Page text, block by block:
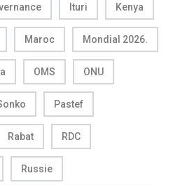
Ituri Kenya
Maroc Mondial 2026.
OMS ONU
Pastef
Rabat RDC
Russie